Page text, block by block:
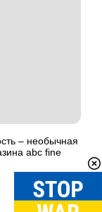
– необычная
abc fine